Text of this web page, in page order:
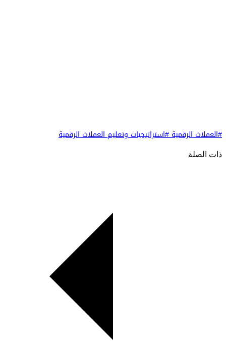
#العملات الرقمية#استراتيجيات وتعليم العملات الرقمية
ذات الصلة